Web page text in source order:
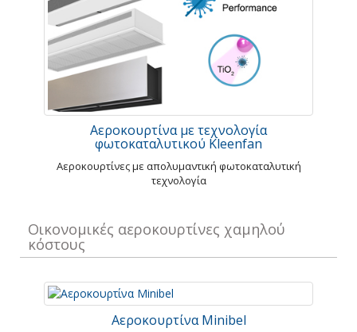
Αεροκουρτίνα με τεχνολογία
φωτοκαταλυτικού Kleenfan
Αεροκουρτίνες με απολυμαντική φωτοκαταλυτική
τεχνολογία
Οικονομικές αεροκουρτίνες χαμηλού
κόστους
Αεροκουρτίνα Minibel